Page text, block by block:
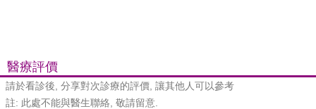
醫療評價
請於看診後, 分享對次診療的評價, 讓其他人可以參考
註: 此處不能與醫生聯絡, 敬請留意.